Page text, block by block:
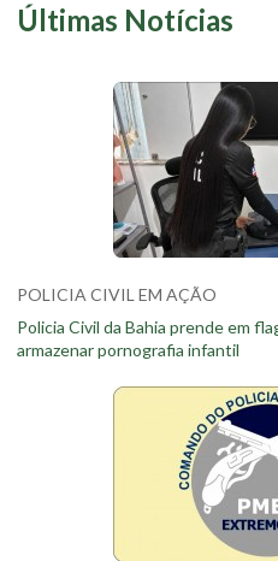
Últimas Notícias
POLICIA CIVIL EM AÇÃO
Policia Civil da Bahia prende em
armazenar pornografia infantil